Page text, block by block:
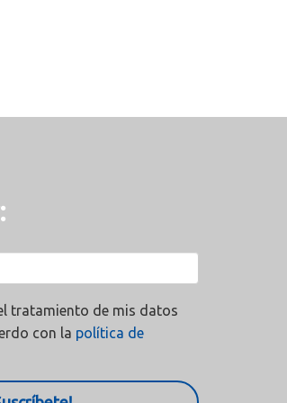
tratamiento de mis datos
con la política de